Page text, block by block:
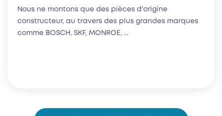
Nous ne montons que des pièces d'origine
constructeur, au travers des plus grandes marques
comme BOSCH, SKF, MONROE, ...